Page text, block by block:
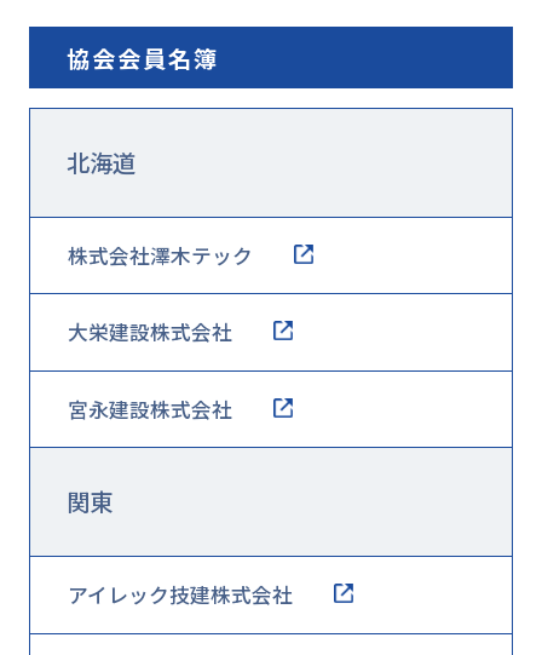
協会会員名簿
北海道
株式会社澤木テック
大栄建設株式会社
宮永建設株式会社
関東
アイレック技建株式会社